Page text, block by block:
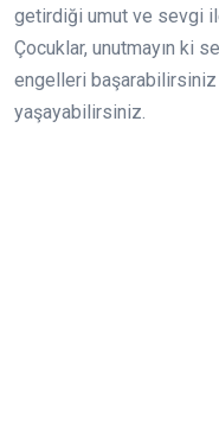
getirdiği umut ve sevgi
Çocuklar, unutmayın ki
engelleri
yaşayabilirsiniz.